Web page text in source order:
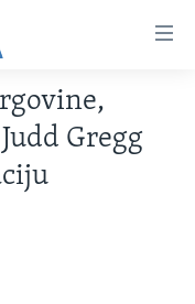
Gregg